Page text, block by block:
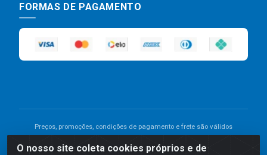
O nosso site coleta cookies próprios e de
FORMAS DE PAGAMENTO
Preços, promoções, condições de pagamento e frete são válidos
divergência de preço de um produto, será válido o preço que for